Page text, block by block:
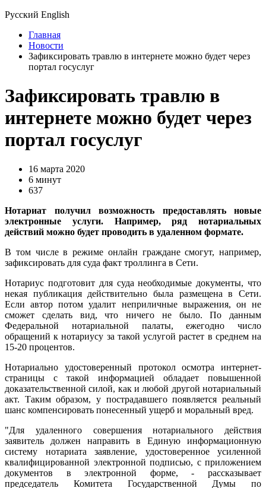
Русский English
Главная
Новости
Зафиксировать травлю в интернете можно будет через
портал госуслуг
Зафиксировать травлю в
интернете можно будет через
портал госуслуг
16 марта 2020
6 минут
637
Нотариат получил возможность предоставлять новые
электронные услуги. Например, ряд нотариальных
действий можно будет проводить в удаленном формате.
В том числе в режиме онлайн граждане смогут, например,
зафиксировать для суда факт троллинга в Сети.
Нотариус подготовит для суда необходимые документы, что
некая публикация действительно была размещена в Сети.
Если автор потом удалит неприличные выражения, он не
сможет сделать вид, что ничего не было. По данным
Федеральной нотариальной палаты, ежегодно число
обращений к нотариусу за такой услугой растет в среднем на
15-20 процентов.
Нотариально удостоверенный протокол осмотра интернет-
страницы с такой информацией обладает повышенной
доказательственной силой, как и любой другой нотариальный
акт. Таким образом, у пострадавшего появляется реальный
шанс компенсировать понесенный ущерб и моральный вред.
"Для удаленного совершения нотариального действия
заявитель должен направить в Единую информационную
систему нотариата заявление, удостоверенное усиленной
квалифицированной электронной подписью, с приложением
документов в электронной форме, - рассказывает
председатель Комитета Государственной Думы по